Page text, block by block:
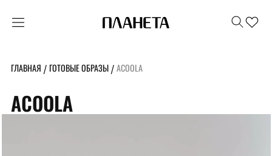
ГЛАВНАЯ / ГОТОВЫЕ ОБРАЗЫ / ACOOLA
ACOOLA